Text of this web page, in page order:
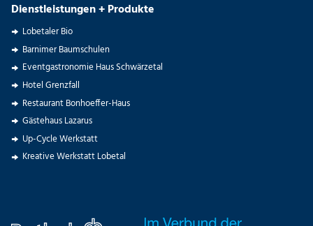
Dienstleistungen + Produkte
Lobetaler Bio
Barnimer Baumschulen
Eventgastronomie Haus Schwärzetal
Hotel Grenzfall
Restaurant Bonhoeffer-Haus
Gästehaus Lazarus
Up-Cycle Werkstatt
Kreative Werkstatt Lobetal